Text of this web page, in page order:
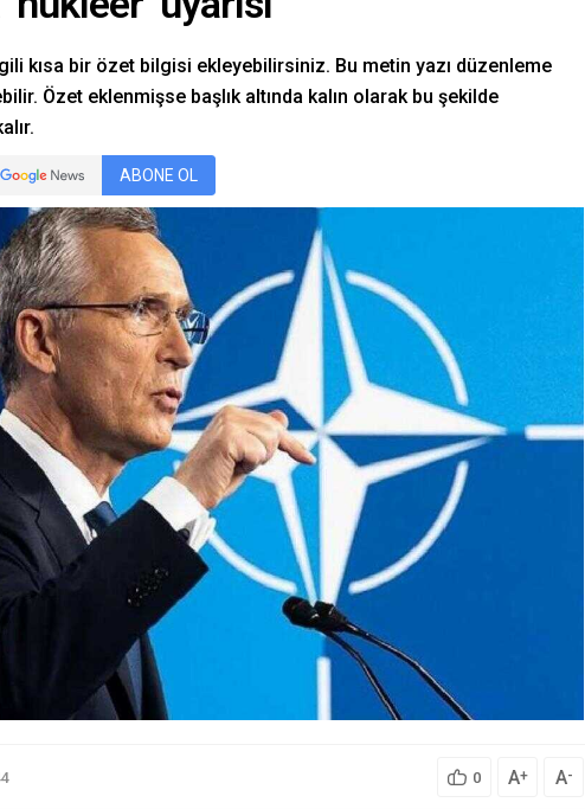
kısa bir özet bilgisi ekleyebilirsiniz. Bu metin yazı düzenleme
Özet eklenmişse başlık altında kalın olarak bu şekilde
ABONE OL
0 A+ A-